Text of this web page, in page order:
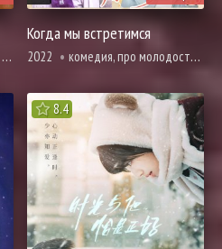
Когда мы встретимся
2022 комедия, про молодость и любовь, романтика, про школу и школьников
8.4